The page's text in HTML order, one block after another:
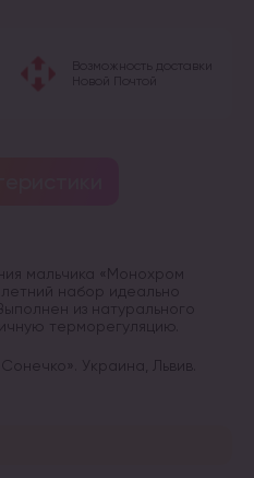
Возможность доставки
Новой Почтой
мальчика «Монохром
набор идеально
из натурального
терморегуляцию.
Украина, Львив.